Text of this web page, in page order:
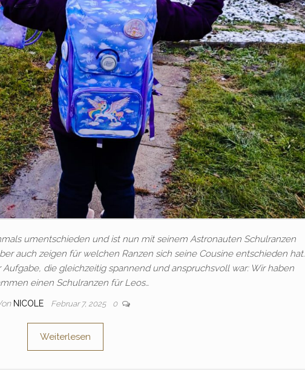
umentschieden und ist nun mit seinem Astronauten Schulranzen
auch zeigen für welchen Ranzen sich seine Cousine entschieden hat.
die gleichzeitig spannend und anspruchsvoll war: Wir haben
einen Schulranzen für Leos…
NICOLE Februar 7, 2025 0
Weiterlesen